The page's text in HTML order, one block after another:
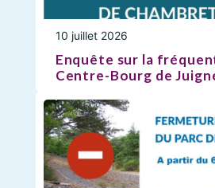
10 juillet 2026
Enquête sur la
Centre-Bourg de